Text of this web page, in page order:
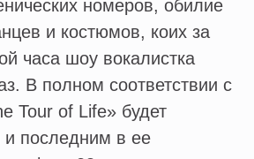
номеров, обилие
и костюмов, коих за
часа шоу вокалистка
В полном соответствии с
Tour of Life» будет
последним в ее